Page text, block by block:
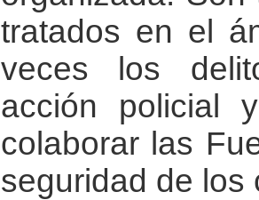
tratados en el
veces los
acción policial
colaborar las
seguridad de los